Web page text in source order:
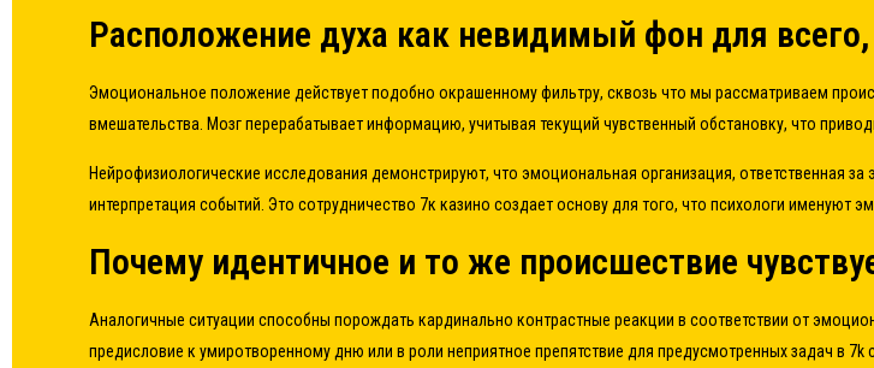
Расположение духа как невидимый фон для
Эмоциональное положение действует подобно окрашенному фильтру, сквозь что мы рассматриваем
вмешательства. Мозг перерабатывает информацию, учитывая текущий чувственный обстановку, что
Нейрофизиологические исследования демонстрируют, что эмоциональная организация, ответственная
интерпретация событий. Это сотрудничество 7к казино создает основу для того, что психологи именуют
Почему идентичное и то же происшествие
Аналогичные ситуации способны порождать кардинально контрастные реакции в соответствии от
предисловие к умиротворенному дню или в роли неприятное препятствие для предусмотренных задач в